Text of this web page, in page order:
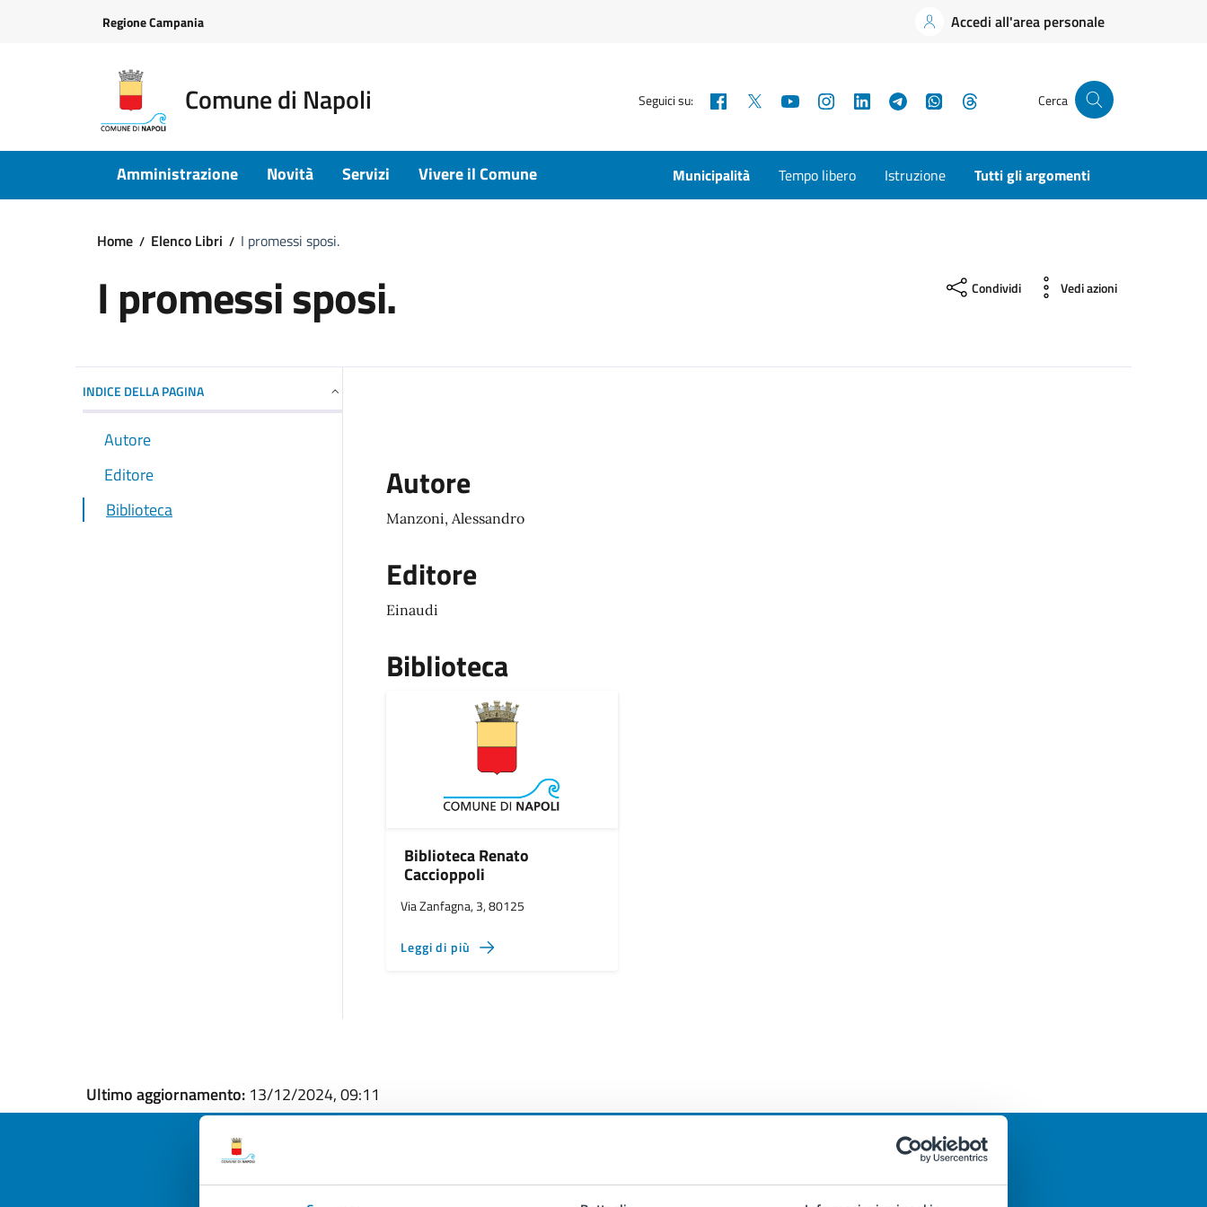
Regione Campania Accedi all'area personale
Comune di Napoli Seguici su: Facebook YouTubeInstagramLinkedInTelegramWhatsApp Cerca
Amministrazione Novità Servizi Vivere il Comune Municipalità Tempo libero Istruzione Tutti gli argomenti
Home Elenco Libri I promessi sposi.
I promessi sposi. Condividi Vedi azioni
INDICE DELLA PAGINA
Autore
Editore
Biblioteca
Autore
Manzoni, Alessandro
Editore
Einaudi
Biblioteca
Biblioteca Renato
Caccioppoli
Via Zanfagna, 3, 80125
Leggi di più
Ultimo aggiornamento: 13/12/2024, 09:11